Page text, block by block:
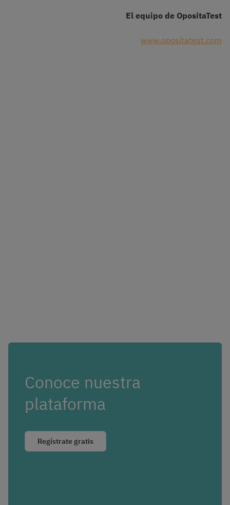
El equipo de OpositaTest
www.opositatest.com
Conoce nuestra
plataforma
Regístrate gratis